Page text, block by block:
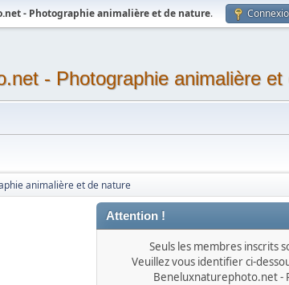
- Photographie animalière et de nature.
- Photographie animalière et
animalière et de nature
Attention !
Seuls les membres inscrits
Veuillez vous identifier ci-
Beneluxnaturephoto.net -